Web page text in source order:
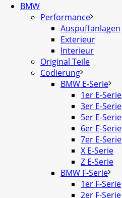
BMW
Performance
Auspuffanlagen
Exterieur
Interieur
Original Teile
Codierung
BMW E-Serie
1er E-Serie
3er E-Serie
5er E-Serie
6er E-Serie
7er E-Serie
X E-Serie
Z E-Serie
BMW F-Serie
1er F-Serie
2er F-Serie